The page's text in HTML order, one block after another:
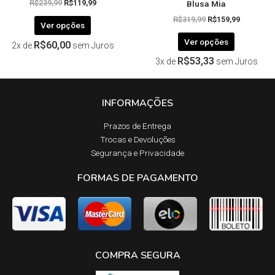
R$239,99 R$119,99
Ver opções
produto
2x de R$60,00 sem Juros
Blusa Mia
R$319,99 R$159,99
Ver opções
3x de R$53,33 sem Juros
INFORMAÇÕES
Prazos de Entrega​
Trocas e Devoluções​
Segurança e Privacidade
FORMAS DE PAGAMENTO
COMPRA SEGURA